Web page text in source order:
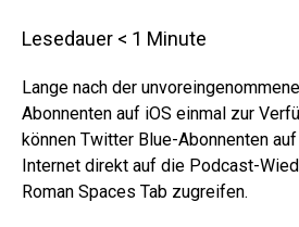
Lesedauer < 1 Minute
Lange nach der
Abonnenten auf iOS einmal zur
können Twitter Blue-Abonnenten
Internet direkt auf die Podcast-
Roman Spaces Tab zugreifen.